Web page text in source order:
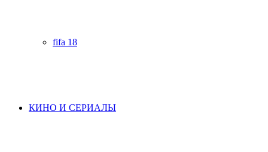
fifa 18
КИНО И СЕРИАЛЫ